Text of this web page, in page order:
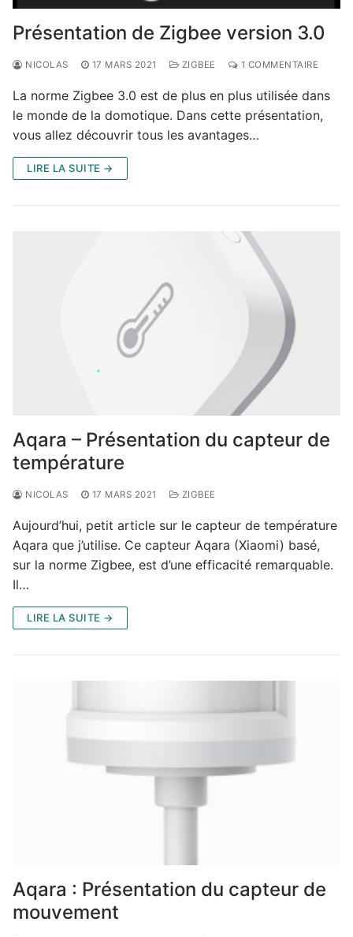
Présentation de Zigbee version 3.0
NICOLAS 17 MARS 2021 ZIGBEE 1 COMMENTAIRE
La norme Zigbee 3.0 est de plus en plus utilisée dans
le monde de la domotique. Dans cette présentation,
vous allez découvrir tous les avantages…
LIRE LA SUITE →
Aqara – Présentation du capteur de
température
NICOLAS 17 MARS 2021 ZIGBEE
Aujourd’hui, petit article sur le capteur de température
Aqara que j’utilise. Ce capteur Aqara (Xiaomi) basé,
sur la norme Zigbee, est d’une efficacité remarquable.
Il…
LIRE LA SUITE →
Aqara : Présentation du capteur de
mouvement